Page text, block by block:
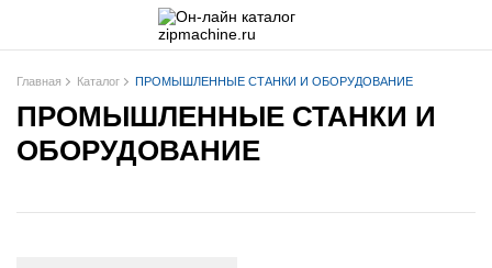
Главная Каталог ПРОМЫШЛЕННЫЕ СТАНКИ И ОБОРУДОВАНИЕ
ПРОМЫШЛЕННЫЕ СТАНКИ И
ОБОРУДОВАНИЕ